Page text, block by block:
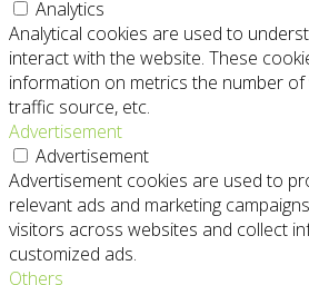
Analytics
Analytical cookies are used to
interact with the website. These
information on metrics the number
traffic source, etc.
Advertisement
Advertisement
Advertisement cookies are used to
relevant ads and marketing
visitors across websites and collect
customized ads.
Others